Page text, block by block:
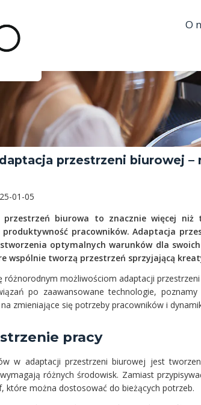
O
przestrzeni biurowej –
01-05
przestrzeń biurowa to znacznie więcej
pracowników. Adaptacja
optymalnych warunków dla
wspólnie tworzą przestrzeń sprzyjającą
różnorodnym możliwościom adaptacji
po zaawansowane technologie,
zmieniające się potrzeby pracowników i
pracy
w adaptacji przestrzeni biurowej jest
różnych środowisk. Zamiast
które można dostosować do bieżących potrzeb.